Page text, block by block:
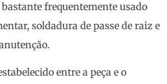
bastante frequentemente usado
soldadura de passe de raiz e
entre a peça e o